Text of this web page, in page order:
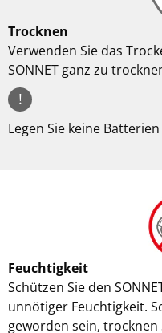
Trocknen
Verwenden Sie das
SONNET ganz zu
!
Legen Sie keine
Feuchtigkeit
Schützen Sie den
unnötiger Feuchtigkeit.
geworden sein,